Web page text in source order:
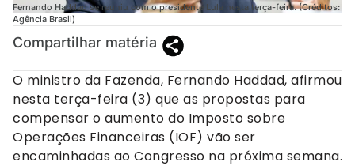
Fernando Haddad se reuniu com o presidente Lula nesta terça-feira. (Créditos:
Agência Brasil)
Compartilhar matéria
O ministro da Fazenda, Fernando Haddad, afirmou
nesta terça-feira (3) que as propostas para
compensar o aumento do Imposto sobre
Operações Financeiras (IOF) vão ser
encaminhadas ao Congresso na próxima semana.